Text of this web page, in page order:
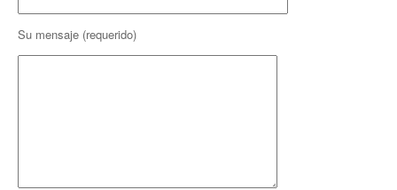
Su mensaje (requerido)